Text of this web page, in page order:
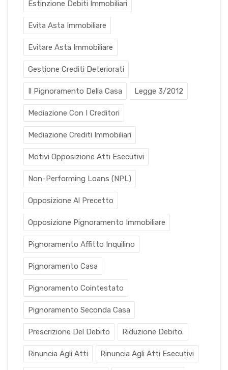
Estinzione Debiti Immobiliari
Evita Asta Immobiliare
Evitare Asta Immobiliare
Gestione Crediti Deteriorati
Il Pignoramento Della Casa Legge 3/2012
Mediazione Con I Creditori
Mediazione Crediti Immobiliari
Motivi Opposizione Atti Esecutivi
Non-Performing Loans (NPL)
Opposizione Al Precetto
Opposizione Pignoramento Immobiliare
Pignoramento Affitto Inquilino
Pignoramento Casa
Pignoramento Cointestato
Pignoramento Seconda Casa
Prescrizione Del Debito Riduzione Debito.
Rinuncia Agli Atti Rinuncia Agli Atti Esecutivi